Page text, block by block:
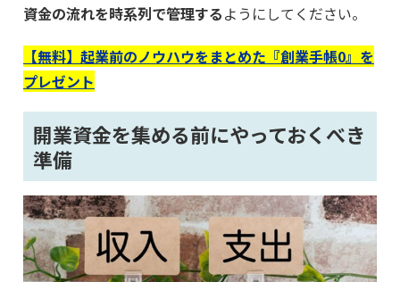
資金の流れを時系列で管理するようにしてください。
【無料】起業前のノウハウをまとめた『創業手帳0』を
プレゼント
開業資金を集める前にやっておくべき
準備